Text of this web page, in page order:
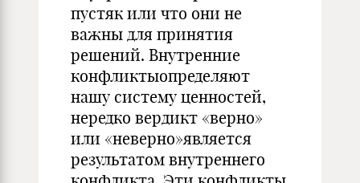
пустяк или что они не
важны для принятия
решений. Внутренние
конфликтыопределяют
нашу систему ценностей,
нередко вердикт «верно»
или «неверно»является
результатом внутреннего